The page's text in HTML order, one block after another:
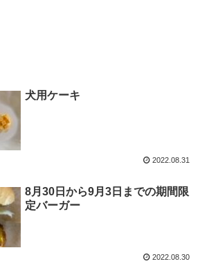
犬用ケーキ
2022.08.31
8月30日から9月3日までの期間限
定バーガー￼
2022.08.30